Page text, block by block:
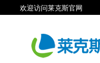
欢迎访问莱克斯官网